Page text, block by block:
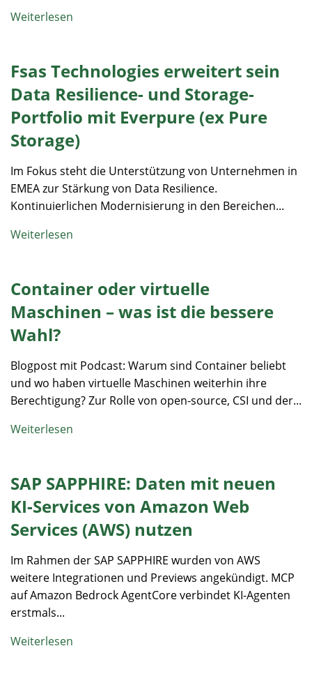
Weiterlesen
Fsas Technologies erweitert sein
Data Resilience- und Storage-
Portfolio mit Everpure (ex Pure
Storage)
Im Fokus steht die Unterstützung von Unternehmen in
EMEA zur Stärkung von Data Resilience.
Kontinuierlichen Modernisierung in den Bereichen...
Weiterlesen
Container oder virtuelle
Maschinen – was ist die bessere
Wahl?
Blogpost mit Podcast: Warum sind Container beliebt
und wo haben virtuelle Maschinen weiterhin ihre
Berechtigung? Zur Rolle von open-source, CSI und der...
Weiterlesen
SAP SAPPHIRE: Daten mit neuen
KI-Services von Amazon Web
Services (AWS) nutzen
Im Rahmen der SAP SAPPHIRE wurden von AWS
weitere Integrationen und Previews angekündigt. MCP
auf Amazon Bedrock AgentCore verbindet KI-Agenten
erstmals...
Weiterlesen